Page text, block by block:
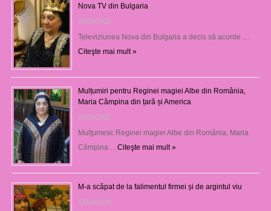
Nova TV din Bulgaria
23/05/2025
Televiziunea Nova din Bulgaria a decis să acorde …
Citeşte mai mult »
Mulțumiri pentru Reginei magiei Albe din România,
Maria Câmpina din țară și America
22/05/2025
Mulţumesc Reginei magiei Albe din România, Maria
Câmpina … Citeşte mai mult »
M-a scăpat de la falimentul firmei și de argintul viu
13/03/2025